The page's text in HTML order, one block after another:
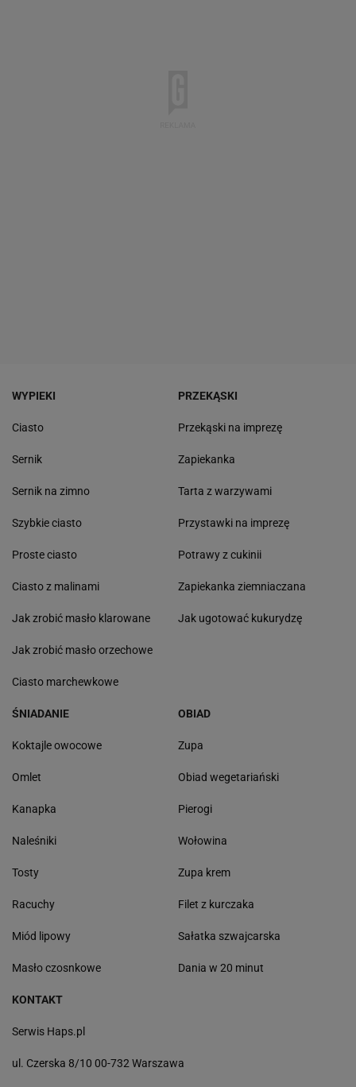
WYPIEKI
Ciasto
Sernik
Sernik na zimno
Szybkie ciasto
Proste ciasto
Ciasto z malinami
Jak zrobić masło klarowane
Jak zrobić masło orzechowe
Ciasto marchewkowe
PRZEKĄSKI
Przekąski na imprezę
Zapiekanka
Tarta z warzywami
Przystawki na imprezę
Potrawy z cukinii
Zapiekanka ziemniaczana
Jak ugotować kukurydzę
ŚNIADANIE
Koktajle owocowe
Omlet
Kanapka
Naleśniki
Tosty
Racuchy
Miód lipowy
Masło czosnkowe
OBIAD
Zupa
Obiad wegetariański
Pierogi
Wołowina
Zupa krem
Filet z kurczaka
Sałatka szwajcarska
Dania w 20 minut
KONTAKT
Serwis Haps.pl
ul. Czerska 8/10 00-732 Warszawa